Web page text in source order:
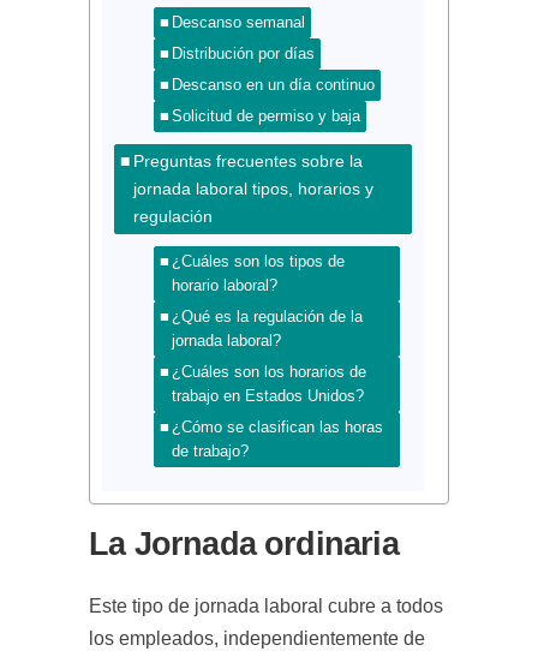
Descanso semanal
Distribución por días
Descanso en un día continuo
Solicitud de permiso y baja
Preguntas frecuentes sobre la
jornada laboral tipos, horarios y
regulación
¿Cuáles son los tipos de
horario laboral?
¿Qué es la regulación de la
jornada laboral?
¿Cuáles son los horarios de
trabajo en Estados Unidos?
¿Cómo se clasifican las horas
de trabajo?
La Jornada ordinaria
Este tipo de jornada laboral cubre a todos
los empleados, independientemente de